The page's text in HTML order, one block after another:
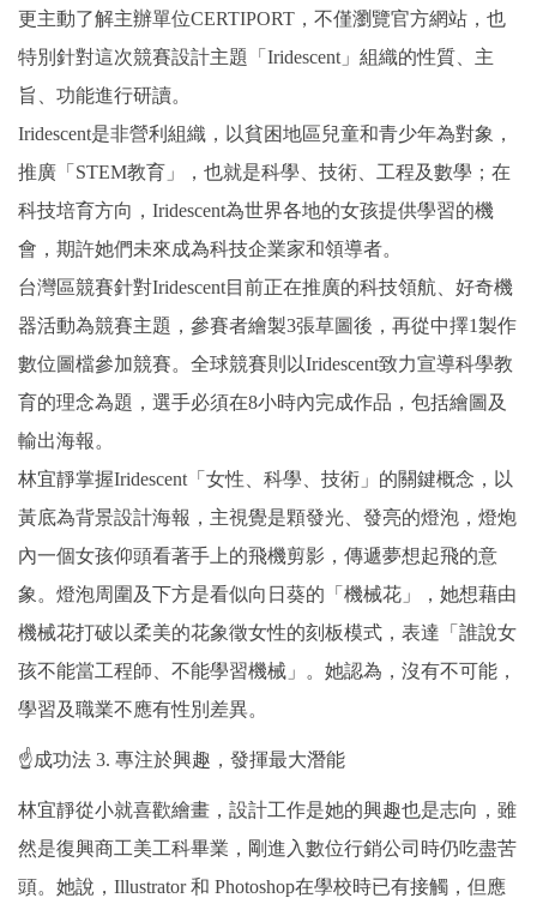
更主動了解主辦單位CERTIPORT，不僅瀏覽官方網站，也
特別針對這次競賽設計主題「Iridescent」組織的性質、主
旨、功能進行研讀。
Iridescent是非營利組織，以貧困地區兒童和青少年為對象，
推廣「STEM教育」，也就是科學、技術、工程及數學；在
科技培育方向，Iridescent為世界各地的女孩提供學習的機
會，期許她們未來成為科技企業家和領導者。
台灣區競賽針對Iridescent目前正在推廣的科技領航、好奇機
器活動為競賽主題，參賽者繪製3張草圖後，再從中擇1製作
數位圖檔參加競賽。全球競賽則以Iridescent致力宣導科學教
育的理念為題，選手必須在8小時內完成作品，包括繪圖及
輸出海報。
林宜靜掌握Iridescent「女性、科學、技術」的關鍵概念，以
黃底為背景設計海報，主視覺是顆發光、發亮的燈泡，燈炮
內一個女孩仰頭看著手上的飛機剪影，傳遞夢想起飛的意
象。燈泡周圍及下方是看似向日葵的「機械花」，她想藉由
機械花打破以柔美的花象徵女性的刻板模式，表達「誰說女
孩不能當工程師、不能學習機械」。她認為，沒有不可能，
學習及職業不應有性別差異。
☝成功法 3. 專注於興趣，發揮最大潛能
林宜靜從小就喜歡繪畫，設計工作是她的興趣也是志向，雖
然是復興商工美工科畢業，剛進入數位行銷公司時仍吃盡苦
頭。她說，Illustrator 和 Photoshop在學校時已有接觸，但應